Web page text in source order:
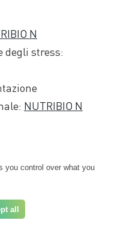
N
degli stress:
NUTRIBIO N
sul PNS
you control over what you
all